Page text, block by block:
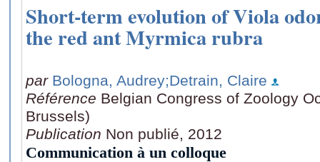
Short-term evolution of Viola
the red ant Myrmica rubra
par Bologna, Audrey;Detrain, Claire
Référence Belgian Congress of Zoology
Brussels)
Publication Non publié, 2012
Communication à un colloque